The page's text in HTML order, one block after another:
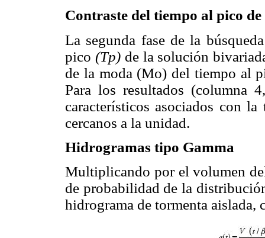
Contraste del tiempo al pico
La segunda fase de la
pico (Tp) de la solución
de la moda (Mo) del tiempo al
Para los resultados (columna
característicos asociados con
cercanos a la unidad.
Hidrogramas tipo Gamma
Multiplicando por el volumen
de probabilidad de la
hidrograma de tormenta aislada,